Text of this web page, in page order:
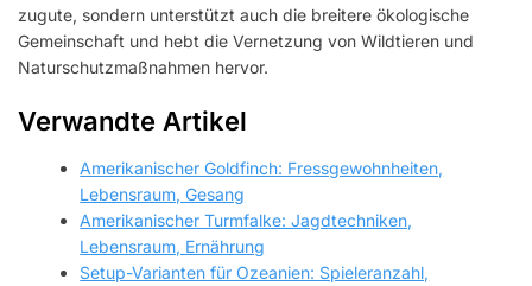
zugute, sondern unterstützt auch die breitere ökologische
Gemeinschaft und hebt die Vernetzung von Wildtieren und
Naturschutzmaßnahmen hervor.
Verwandte Artikel
Amerikanischer Goldfinch: Fressgewohnheiten,
Lebensraum, Gesang
Amerikanischer Turmfalke: Jagdtechniken,
Lebensraum, Ernährung
Setup-Varianten für Ozeanien: Spieleranzahl,